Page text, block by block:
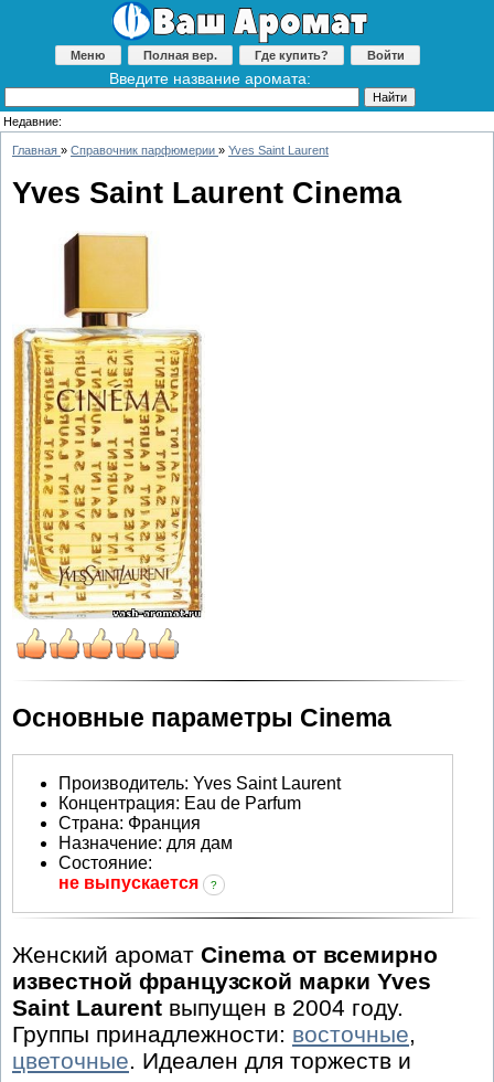
Меню Полная вер. Где купить? Войти
Введите название аромата:
Недавние:
Главная » Справочник парфюмерии » Yves Saint Laurent
Yves Saint Laurent Cinema
Основные параметры Cinema
Производитель: Yves Saint Laurent
Концентрация: Eau de Parfum
Страна: Франция
Назначение: для дам
Состояние:
не выпускается
?
Женский аромат Cinema от всемирно
известной французской марки Yves
Saint Laurent выпущен в 2004 году.
Группы принадлежности: восточные,
цветочные. Идеален для торжеств и